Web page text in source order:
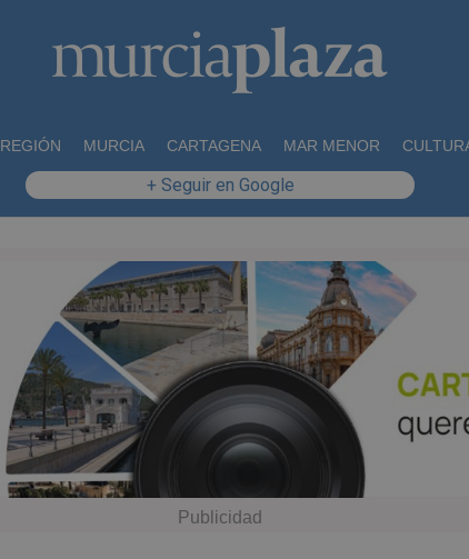
REGIÓN MURCIA CARTAGENA MAR MENOR
+ Seguir en Google